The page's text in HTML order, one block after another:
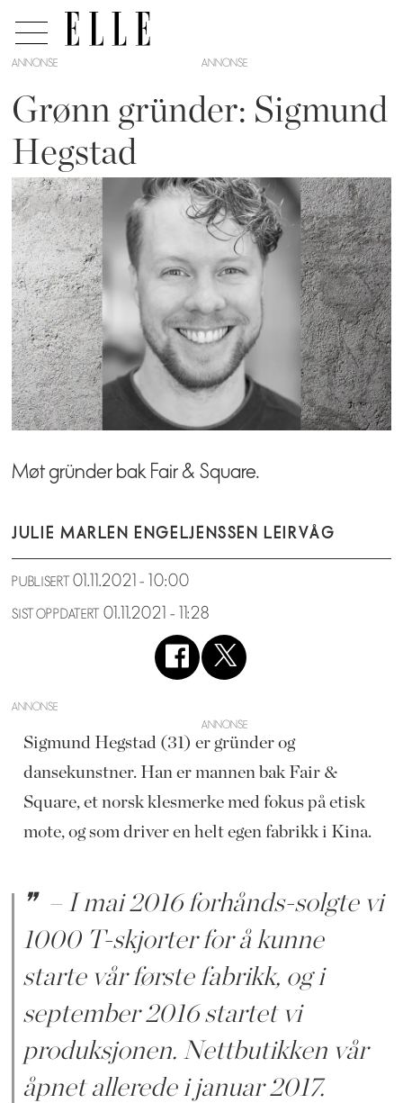
ANNONSE
Grønn gründer: Sigmund
Hegstad
Møt gründer bak Fair & Square.
JULIE MARLEN ENGELJENSSEN LEIRVÅG
PUBLISERT 01.11.2021 - 10:00
SIST OPPDATERT 01.11.2021 - 11:28
ANNONSE
Sigmund Hegstad (31) er gründer og
dansekunstner. Han er mannen bak Fair &
Square, et norsk klesmerke med fokus på etisk
mote, og som driver en helt egen fabrikk i Kina.
– I mai 2016 forhånds-solgte vi
1000 T-skjorter for å kunne
starte vår første fabrikk, og i
september 2016 startet vi
produksjonen. Nettbutikken vår
åpnet allerede i januar 2017.​